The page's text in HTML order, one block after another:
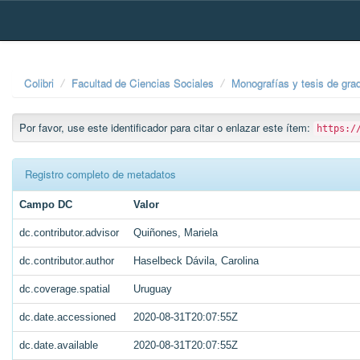
Skip
Colibri Facultad de Ciencias Sociales Monografías y tesis de
Por favor, use este identificador para citar o enlazar este ítem: https://
Registro completo de metadatos
Campo DC Valor
dc.contributor.advisor Quiñones, Mariela
dc.contributor.author Haselbeck Dávila, Carolina
dc.coverage.spatial Uruguay
dc.date.accessioned 2020-08-31T20:07:55Z
dc.date.available 2020-08-31T20:07:55Z